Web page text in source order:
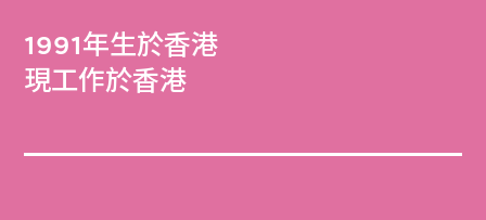
1991年生於香港
現工作於香港